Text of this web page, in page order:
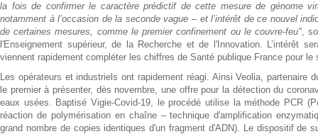
la fois de confirmer le caractère prédictif de cette mesure de génome
notamment à l’occasion de la seconde vague – et l’intérêt de ce nouvel
de certaines mesures, comme le premier confinement ou le couvre-feu",
l'Enseignement supérieur, de la Recherche et de l'Innovation. L’intérêt
viennent rapidement compléter les chiffres de Santé publique France pour le
Les opérateurs et industriels ont rapidement réagi. Ainsi Veolia, partenaire
le premier à présenter, dès novembre, une offre pour la détection du
eaux usées. Baptisé Vigie-Covid-19, le procédé utilise la méthode PCR
réaction de polymérisation en chaîne – technique d'amplification
grand nombre de copies identiques d'un fragment d'ADN). Le dispositif de